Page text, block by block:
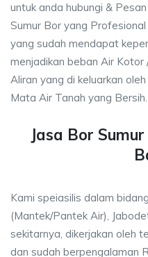
untuk anda hubungi &
Sumur Bor yang
yang sudah mendapat
menjadikan beban Air Kotor
Aliran yang di keluarkan
Mata Air Tanah yang Bersih.
Jasa Bor
Kami speiasilis dalam
(Mantek/Pantek Air),
sekitarnya, dikerjakan oleh
dan sudah berpengalaman